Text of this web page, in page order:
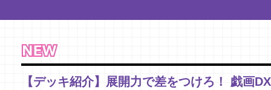
【デッキ紹介】展開力で差をつけろ！ 戯画